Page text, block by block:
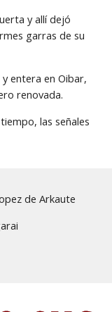
y allí dejó
garras de su
entera en Oibar,
renovada.
las señales
de Arkaute